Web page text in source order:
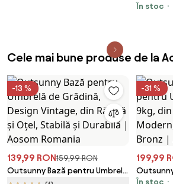
Deco
În stoc
Cele mai bune produse de la
-13 %
139,99 RON159,99 RON
Outsunny Bază pentru Umbrelă
-31 %
199,99
În stoc